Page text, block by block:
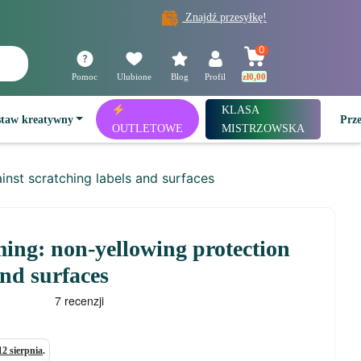
Znajdź przesyłkę!
Pomoc Ulubione Blog Profil
0
zł0,00
kreatywny
OUTLETOWE
KLASA
MISTRZOWSKA
scratching labels and surfaces
non-yellowing protection
surfaces
sierpnia.